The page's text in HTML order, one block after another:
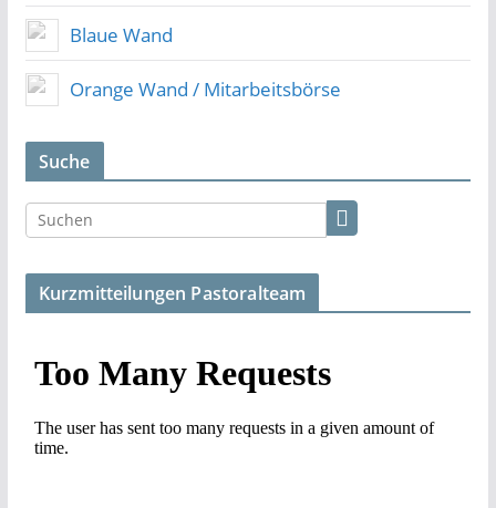
Blaue Wand
Orange Wand / Mitarbeitsbörse
Suche
Kurzmitteilungen Pastoralteam